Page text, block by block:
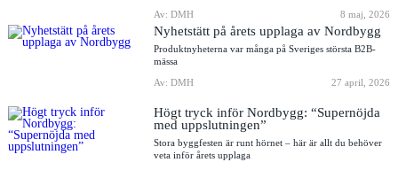
Av: DMH
8 maj, 2026
Nyhetstätt på årets upplaga av Nordbygg
Produktnyheterna var många på Sveriges största B2B-
mässa
Av: DMH
27 april, 2026
Högt tryck inför Nordbygg: “Supernöjda
med uppslutningen”
Stora byggfesten är runt hörnet – här är allt du behöver
veta inför årets upplaga